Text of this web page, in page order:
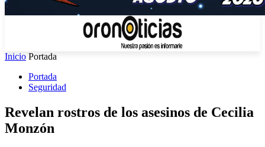
Inicio Portada
Portada
Seguridad
Revelan rostros de los asesinos de Cecilia
Monzón